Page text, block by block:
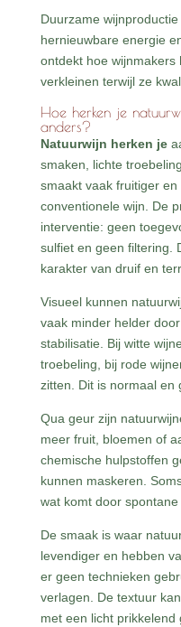
Duurzame
hernieuwbare energie
ontdekt hoe wijnmakers
verkleinen terwijl ze
Hoe herken je
anders?
Natuurwijn herken je
smaken, lichte
smaakt vaak fruitiger
conventionele wijn. De
interventie: geen
sulfiet en geen filtering.
karakter van druif en
Visueel kunnen
vaak minder helder
stabilisatie. Bij witte
troebeling, bij rode
zitten. Dit is normaal en
Qua geur zijn
meer fruit, bloemen of
chemische hulpstoffen
kunnen maskeren.
wat komt door spontane
De smaak is waar
levendiger en hebben
er geen technieken
verlagen. De textuur
met een licht prikkelend